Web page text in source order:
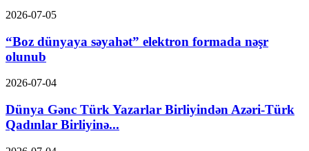
2026-07-05
“Boz dünyaya səyahət” elektron formada nəşr
olunub
2026-07-04
Dünya Gənc Türk Yazarlar Birliyindən Azəri-Türk
Qadınlar Birliyinə...